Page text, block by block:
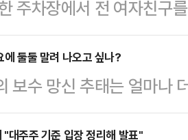
에 비상이 걸리고 연극에
원장례식장 …
2023년 10월7일 하마스
타르 다비드(24)이다.다
한 지하터널에서 삽질을
오늘은 뭘 먹을 수 있을지
주차장에서 전 여자친구
.2일 부산 해운대경찰서
조사하고 있다고 밝혔다
에서 전 여자친구였던 20
의 상처를 입힌 것으로 전
에 둘둘 말려 나오고 싶나?
보수 망신 추태는 얼마나
당은 아마 이걸 노리며 즐
"대주주 기준 입장 정리해 발표"